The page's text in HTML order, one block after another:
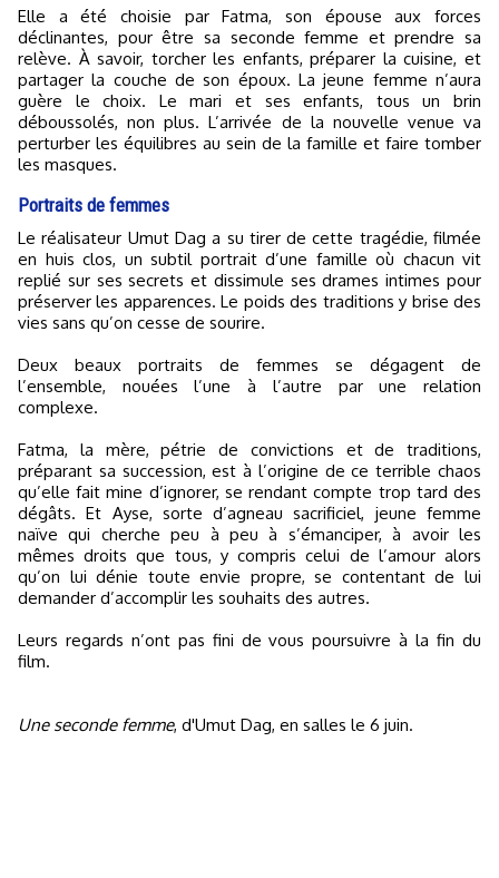
Elle a été choisie par Fatma, son épou­se aux forces
déclinantes, pour être sa seconde femme et prendre sa
relève. À savoir, torcher les enfants, préparer la cuisine, et
partager la couche de son époux. La jeune femme n’aura
guère le choix. Le mari et ses enfants, tous un brin
déboussolés, non plus. L’arrivée de la nouvelle venue va
perturber les équilibres au sein de la famille et faire tomber
les masques.
Portraits de femmes
Le réalisateur Umut Dag a su tirer de cette tragédie, filmée
en huis clos, un subtil portrait d’une famille où chacun vit
replié sur ses secrets et dissimule ses drames intimes pour
préserver les apparences. Le poids des traditions y brise des
vies sans qu’on cesse de sourire.
Deux beaux portraits de femmes se dégagent de
l’ensemble, nouées l’une à l’autre par une relation
complexe.
Fatma, la mère, pétrie de convictions et de traditions,
préparant sa succession, est à l’origine de ce terrible chaos
qu’elle fait mine d’ignorer, se rendant compte trop tard des
dégâts. Et Ayse, sorte d’agneau sacrificiel, jeune femme
naïve qui cherche peu à peu à s’émanciper, à avoir les
mêmes droits que tous, y compris celui de l’amour alors
qu’on lui dénie toute envie propre, se contentant de lui
demander d’accomplir les souhaits des autres.
Leurs regards n’ont pas fini de vous poursuivre à la fin du
film.
Une seconde femme, d'Umut Dag, en salles le 6 juin.